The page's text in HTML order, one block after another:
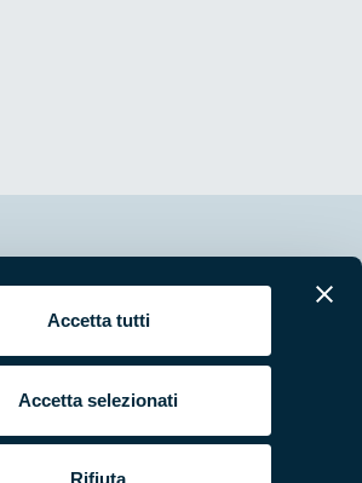
Accetta tutti
Accetta selezionati
Rifiuta
Punti di interesse
Pubblicazioni
Programmi e progetti
Studi e ricerche